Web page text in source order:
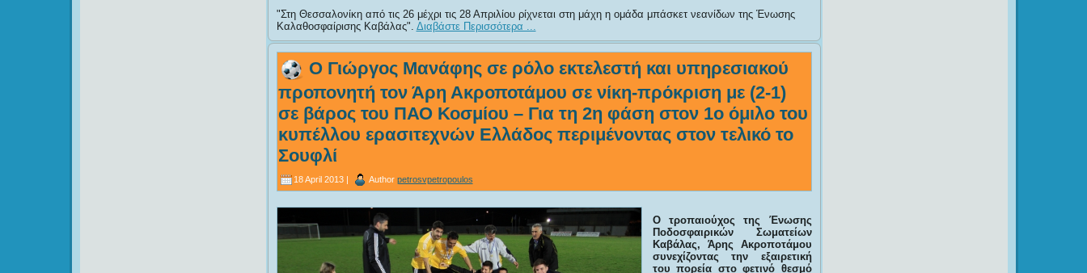
Στη Θεσσαλονίκη από τις 26 μέχρι τις 28 Απριλίου ρίχνεται στη μάχη η ομάδα μπάσκετ νεανίδων της Ένωσης
Καλαθοσφαίρισης Καβάλας
Διαβάστε Περισσότερα ...
Ο Γιώργος Μανάφης σε ρόλο εκτελεστή και υπηρεσιακού
προπονητή τον Άρη Ακροποτάμου σε νίκη-πρόκριση με (2-1)
σε βάρος του ΠΑΟ Κοσμίου – Για τη 2η φάση στον 1ο όμιλο του
κυπέλλου ερασιτεχνών Ελλάδος περιμένοντας στον τελικό το
Σουφλί
18 April 2013 | Author petrosvpetropoulos
Ο τροπαιούχος της Ένωσης
Ποδοσφαιρικών Σωματείων
Καβάλας, Άρης Ακροποτάμου
συνεχίζοντας την εξαιρετική
του πορεία στο φετινό θεσμό